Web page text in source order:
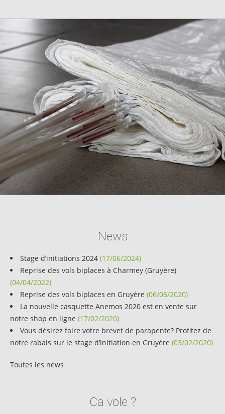
News
Stage d’initiations 2024 (17/06/2024)
Reprise des vols biplaces à Charmey (Gruyère)
(04/04/2022)
Reprise des vols biplaces en Gruyère (06/06/2020)
La nouvelle casquette Anemos 2020 est en vente sur
notre shop en ligne (17/02/2020)
Vous désirez faire votre brevet de parapente? Profitez de
notre rabais sur le stage d’initiation en Gruyère (03/02/2020)
Toutes les news
Ca vole ?